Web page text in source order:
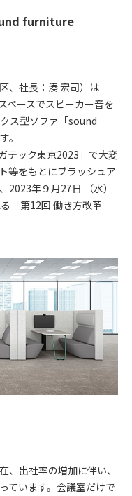
furniture
、社長：湊 宏司）は
ペースでスピーカー音を
ス型ソファ「sound
。
テック東京2023」で大変
等をもとにブラッシュア
2023年９月27日 （水）
「第12回 働き方改革
、出社率の増加に伴い、
ています。会議室だけで